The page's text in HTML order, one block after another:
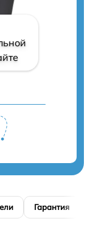
Гарантия